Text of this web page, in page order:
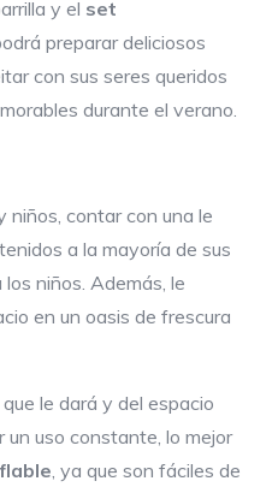
y el set
preparar deliciosos
con sus seres queridos
durante el verano.
niños, contar con una le
a la mayoría de sus
niños. Además, le
en un oasis de frescura
le dará y del espacio
un uso constante, lo mejor
, ya que son fáciles de